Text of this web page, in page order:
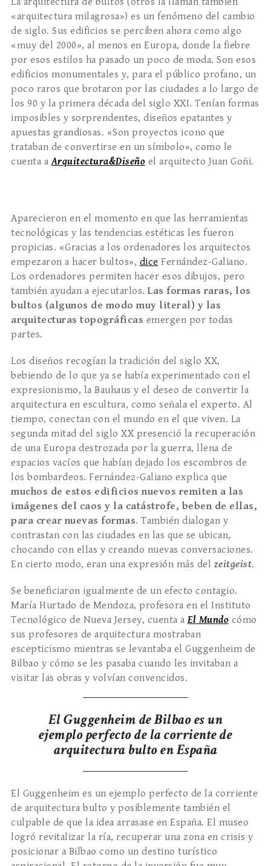
«arquitectura milagrosa») es un fenómeno del cambio
de siglo. Sus edificios se perciben ahora como algo
«muy del 2000», al menos en Europa, donde la fiebre
por esos estilos ha pasado un poco de moda. Son esos
edificios monumentales y, para el público profano, un
poco raros que brotaron por las ciudades a lo largo de
los 90 y la primera década del siglo XXI. Tenían formas
imposibles y sorprendentes, diseños epatantes y
apuestas grandiosas. «Son proyectos icono que
trataban de convertirse en un símbolo», como le
cuenta aArquitectura&Diseño el arquitecto Juan Goñi.
Aparecieron en el momento en que las herramientas
tecnológicas y las tendencias estéticas les fueron
propicias. «Gracias a los ordenadores los arquitectos
empezaron a hacer bultos», dice Fernández-Galiano.
Los ordenadores permiten hacer esos dibujos, pero
también ayudan a ejecutarlos. Las formas raras, los
bultos (algunos de modo muy literal) y las
arquitecturas topográficas emergen por todas
partes.
Los diseños recogían la tradición del siglo XX,
bebiendo de lo que ya se había experimentado con el
expresionismo, la Bauhaus y el deseo de convertir la
arquitectura en escultura, como señala el experto. Al
tiempo, conectan con el mundo en el que viven. La
segunda mitad del siglo XX presenció la recuperación
de una Europa destrozada por la guerra, llena de
espacios vacíos que habían dejado los escombros de
los bombardeos. Fernández-Galiano explica que
muchos de estos edificios nuevos remiten a las
imágenes del caos y la catástrofe, beben de ellas,
para crear nuevas formas. También dialogan y
contrastan con las ciudades en las que se ubican,
chocando con ellas y creando nuevas conversaciones.
En cierto modo, eran una expresión más del zeitgeist.
Se beneficiaron igualmente de un efecto contagio.
María Hurtado de Mendoza, profesora en el Instituto
Tecnológico de Nueva Jersey, cuenta a El Mundo cómo
sus profesores de arquitectura mostraban
escepticismo mientras se levantaba el Guggenheim de
Bilbao y cómo se les pasaba cuando les invitaban a
visitar las obras y volvían convencidos.
El Guggenheim de Bilbao es un
ejemplo perfecto de la corriente de
arquitectura bulto en España
El Guggenheim es un ejemplo perfecto de la corriente
de arquitectura bulto y posiblemente también el
culpable de que la idea arrasase en España. El museo
logró revitalizar la ría, recuperar una zona en crisis y
posicionar a Bilbao como un destino turístico